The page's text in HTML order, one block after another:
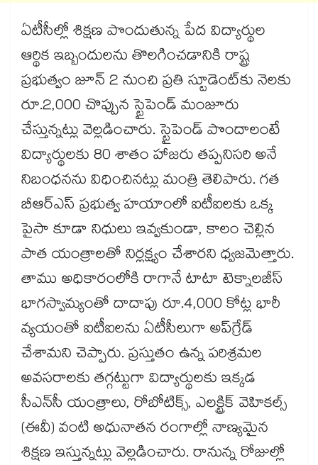
ఏటీసీల్లో శిక్షణ పొందుతున్న పేద విద్యార్థుల
ఆర్థిక ఇబ్బందులను తొలగించడానికి రాష్ట్ర
ప్రభుత్వం జూన్ 2 నుంచి ప్రతి స్టూడెంట్‌‌‌‌కు నెలకు
రూ.2,000 చొప్పున స్టైపెండ్ మంజూరు
చేస్తున్నట్లు వెల్లడించారు. స్టైపెండ్ పొందాలంటే
విద్యార్థులకు 80 శాతం హాజరు తప్పనిసరి అనే
నిబంధనను విధించినట్లు మంత్రి తెలిపారు. గత
బీఆర్‌‌‌‌ఎస్ ప్రభుత్వ హయాంలో ఐటీఐలకు ఒక్క
పైసా కూడా నిధులు ఇవ్వకుండా, కాలం చెల్లిన
పాత యంత్రాలతో నిర్లక్ష్యం చేశారని ధ్వజమెత్తారు.
తాము అధికారంలోకి రాగానే టాటా టెక్నాలజీస్
భాగస్వామ్యంతో దాదాపు రూ.4,000 కోట్ల భారీ
వ్యయంతో ఐటీఐలను ఏటీసీలుగా అప్‌‌‌‌గ్రేడ్
చేశామని చెప్పారు. ప్రస్తుతం ఉన్న పరిశ్రమల
అవసరాలకు తగ్గట్టుగా విద్యార్థులకు ఇక్కడ
సీఎన్‌‌‌‌సీ యంత్రాలు, రోబోటిక్స్, ఎలక్ట్రిక్ వెహికల్స్
(ఈవీ) వంటి అధునాతన రంగాల్లో నాణ్యమైన
శిక్షణ ఇస్తున్నట్లు వెల్లడించారు. రానున్న రోజుల్లో